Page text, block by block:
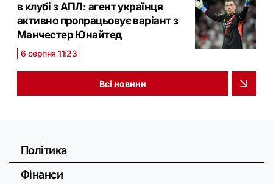
в клубі з АПЛ: агент українця
активно пропрацьовує варіант з
Манчестер Юнайтед
6 серпня 11:23
Всі новини
Політика
Фінанси